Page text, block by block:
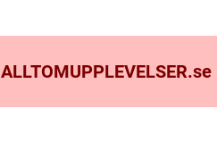
ALLTOMUPPLEVELSER.se